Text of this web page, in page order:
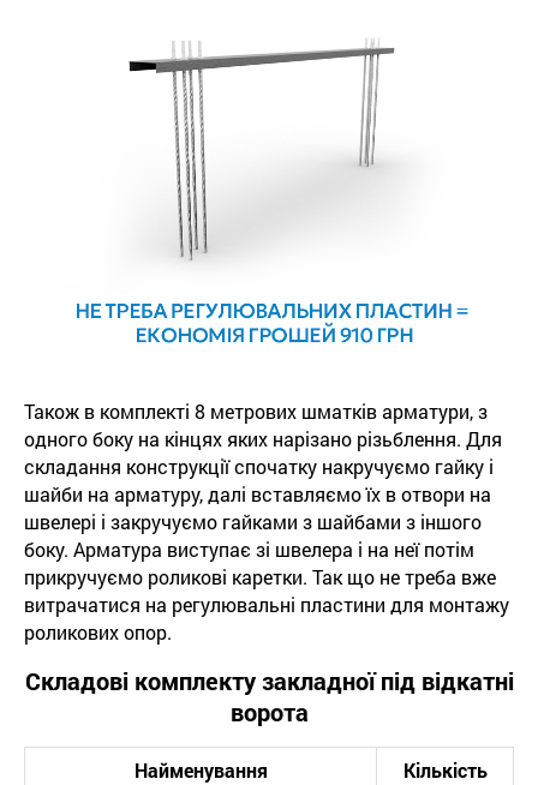
Також в комплекті 8 метрових шматків арматури, з
одного боку на кінцях яких нарізано різьблення. Для
складання конструкції спочатку накручуємо гайку і
шайби на арматуру, далі вставляємо їх в отвори на
швелері і закручуємо гайками з шайбами з іншого
боку. Арматура виступає зі швелера і на неї потім
прикручуємо роликові каретки. Так що не треба вже
витрачатися на регулювальні пластини для монтажу
роликових опор.
Складові комплекту закладної під відкатні
ворота
Найменування Кількість